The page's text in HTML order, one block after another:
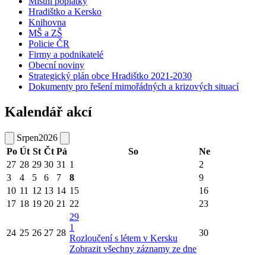
Hradištko a Kersko
Knihovna
MŠ a ZŠ
Policie ČR
Firmy a podnikatelé
Obecní noviny
Strategický plán obce Hradištko 2021-2030
Dokumenty pro řešení mimořádných a krizových situací
Kalendář akcí
Srpen2026
Po Út St Čt Pá So
Ne
27 28 29 30 31 1
2
3
4 5 6 7 8
9
10 11 12 13 14 15
16
17 18 19 20 21 22 23
24 25 26 27 28
29
1
Rozloučení s létem v Kersku
Zobrazit všechny záznamy ze dne
30